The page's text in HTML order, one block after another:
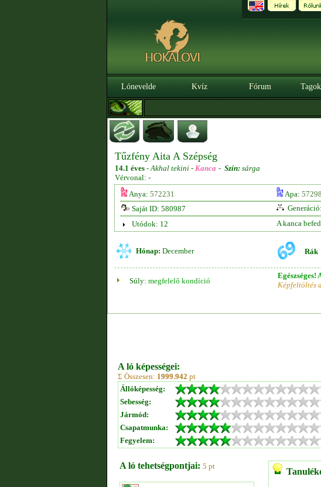
Lónevelde Kvíz Fórum
Tűzfény Aita A Szépség
14.1 éves -Akhal tekini - Kanca - Szín: sárga
Vérvonal: -
Anya: 572231 Apa:
Saját ID: 580987
Utódok: 12
A kanca
Hónap: December Rák
Súly: megfelelő kondíció
Képfeltöltés
A ló képességei:
Σ Összesen: 1999.942 pt
Állóképesség:
Sebesség:
Jármód:
Csapatmunka:
Fegyelem:
A ló tehetségpontjai: 5 pt